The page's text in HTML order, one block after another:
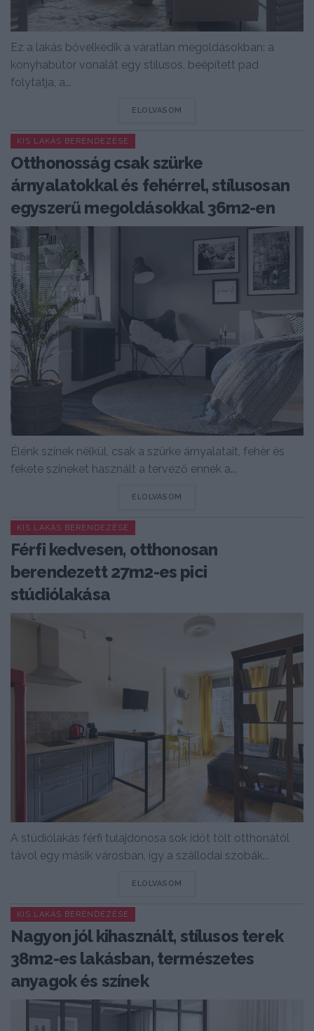
Ez a lakás bővelkedik a váratlan megoldásokban: a
konyhabútor vonalát egy stílusos, beépített pad
folytatja, a...
ELOLVASOM
KIS LAKÁS BERENDEZÉSE
Otthonosság csak szürke
árnyalatokkal és fehérrel, stílusosan
egyszerű megoldásokkal 36m2-en
Élénk színek nélkül, csak a szürke árnyalatait, fehér és
fekete színeket használt a tervező ennek a...
ELOLVASOM
KIS LAKÁS BERENDEZÉSE
Férfi kedvesen, otthonosan
berendezett 27m2-es pici
stúdiólakása
A stúdiólakás férfi tulajdonosa sok időt tölt otthonától
távol egy másik városban, így a szállodai szobák...
ELOLVASOM
KIS LAKÁS BERENDEZÉSE
Nagyon jól kihasznált, stílusos terek
38m2-es lakásban, természetes
anyagok és színek